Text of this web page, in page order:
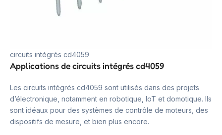
circuits intégrés cd4059
Applications de circuits intégrés cd4059
Les circuits intégrés cd4059 sont utilisés dans des projets
d’électronique, notamment en robotique, IoT et domotique. Ils
sont idéaux pour des systèmes de contrôle de moteurs, des
dispositifs de mesure, et bien plus encore.